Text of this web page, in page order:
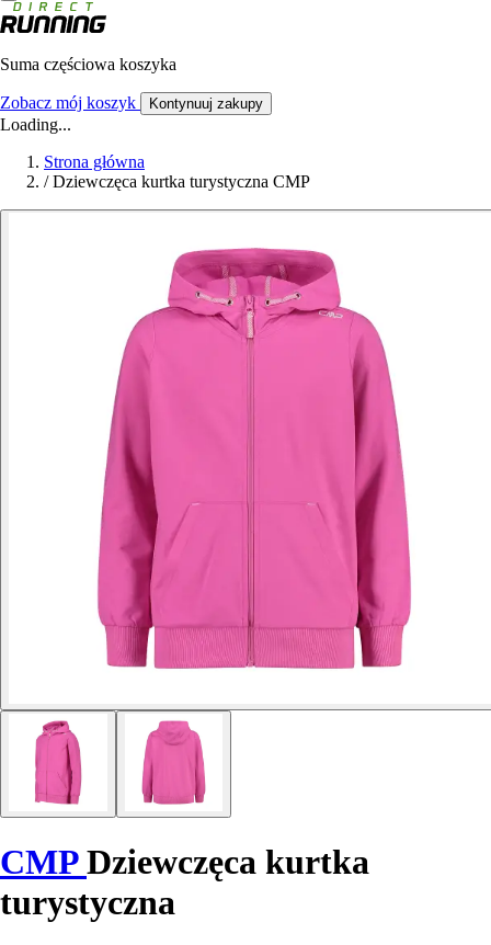
Suma częściowa koszyka
Zobacz mój koszyk Kontynuuj zakupy
Loading...
Strona główna
/ Dziewczęca kurtka turystyczna CMP
CMPDziewczęca kurtka
turystyczna